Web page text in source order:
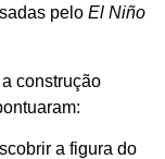
pelo El Niño
construção
a figura do